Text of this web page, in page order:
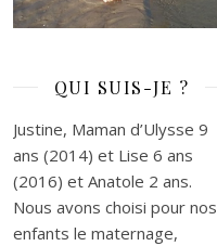
QUI SUIS-JE ?
Justine, Maman d’Ulysse 9
ans (2014) et Lise 6 ans
(2016) et Anatole 2 ans.
Nous avons choisi pour nos
enfants le maternage,